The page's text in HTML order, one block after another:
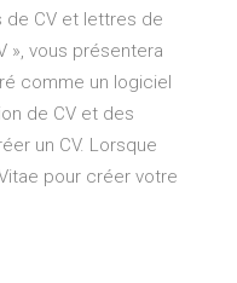
de CV et lettres de
», vous présentera
comme un logiciel
de CV et des
un CV. Lorsque
pour créer votre